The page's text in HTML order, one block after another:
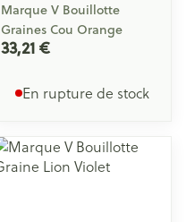
Marque V Bouillotte
Graines Cou Orange
33,21 €
En rupture de stock